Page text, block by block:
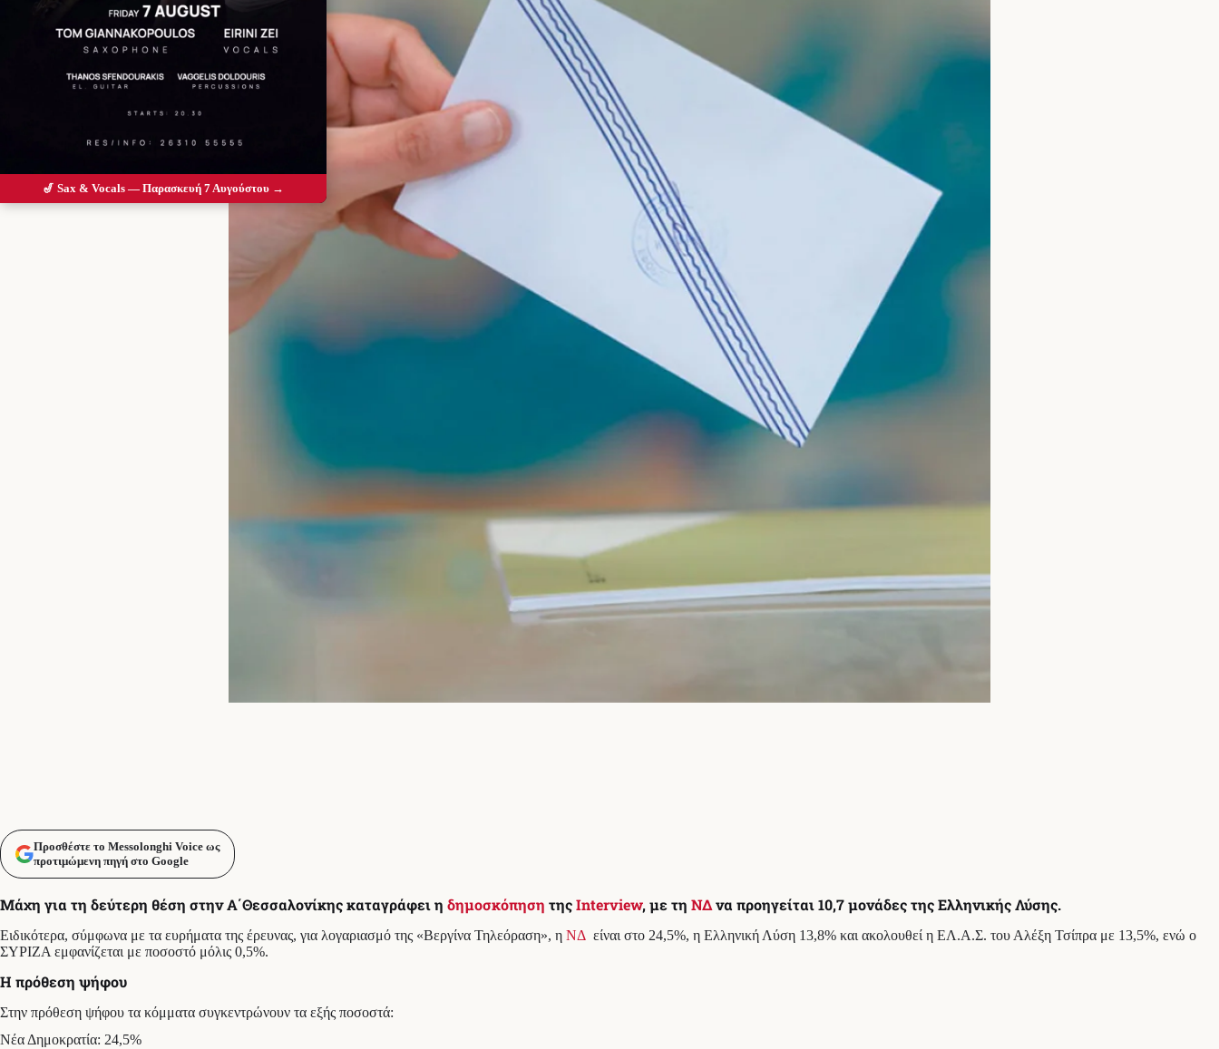
Προσθέστε το Messolonghi Voice ως
προτιμώμενη πηγή στο Google
Μάχη για τη δεύτερη θέση στην Α΄Θεσσαλονίκης καταγράφει η δημοσκόπηση τηςInterview, με τη ΝΔνα προηγείται 10,7 μονάδες της Ελληνικής Λύσης.
Ειδικότερα, σύμφωνα με τα ευρήματα της έρευνας, για λογαριασμό της «Βεργίνα Τηλεόραση», η ΝΔ είναι στο 24,5%, η Ελληνική Λύση 13,8% και ακολουθεί η ΕΛ.Α.Σ. του Αλέξη Τσίπρα με 13,5%, ενώ ο
ΣΥΡΙΖΑ εμφανίζεται με ποσοστό μόλις 0,5%.
Η πρόθεση ψήφου
Στην πρόθεση ψήφου τα κόμματα συγκεντρώνουν τα εξής ποσοστά:
Νέα Δημοκρατία: 24,5%
🎷 Sax & Vocals — Παρασκευή 7 Αυγούστου →